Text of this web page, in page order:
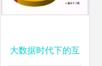
大数据时代下的互